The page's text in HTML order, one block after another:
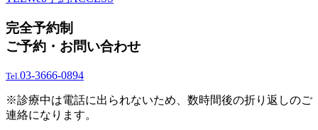
完全予約制
ご予約・お問い合わせ
Tel.03-3666-0894
※診療中は電話に出られないため、数時間後の折り返しのご
連絡になります。